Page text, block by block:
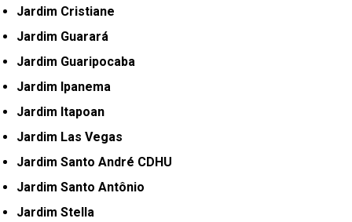
Jardim Cristiane
Jardim Guarará
Jardim Guaripocaba
Jardim Ipanema
Jardim Itapoan
Jardim Las Vegas
Jardim Santo André CDHU
Jardim Santo Antônio
Jardim Stella